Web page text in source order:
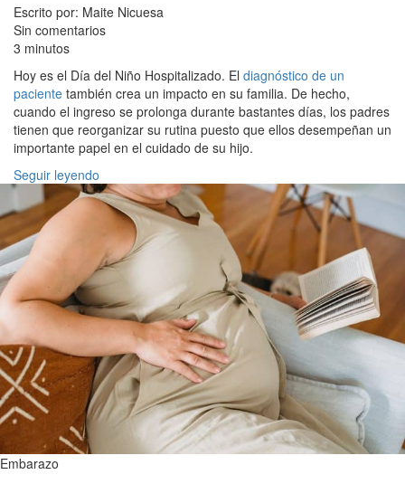
Escrito por: Maite Nicuesa
Sin comentarios
3 minutos
Hoy es el Día del Niño Hospitalizado. El diagnóstico de un
paciente también crea un impacto en su familia. De hecho,
cuando el ingreso se prolonga durante bastantes días, los padres
tienen que reorganizar su rutina puesto que ellos desempeñan un
importante papel en el cuidado de su hijo.
Seguir leyendo
Embarazo